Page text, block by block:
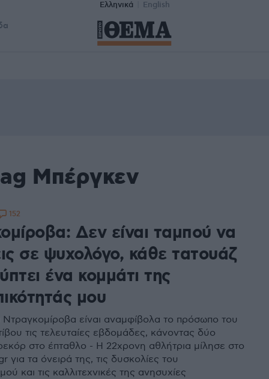
Ελληνικά English
Μπέργκεν
Δεν είναι ταμπού να
σε ψυχολόγο, κάθε τατουάζ
ένα κομμάτι της
μου
είναι αναμφίβολα το πρόσωπο του
τις τελευταίες εβδομάδες, κάνοντας δύο
στο έπταθλο - Η 22χρονη αθλήτρια μίλησε στο
για τα όνειρά της, τις δυσκολίες του
και τις καλλιτεχνικές της ανησυχίες
152